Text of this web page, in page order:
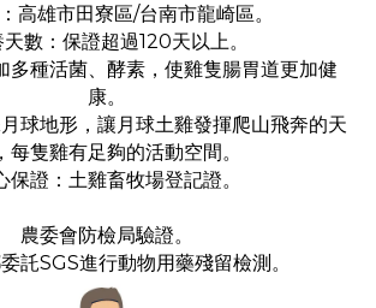
高雄市田寮區/台南市龍崎區。
數：保證超過120天以上。
多種活菌、酵素，使雞隻腸胃道更加健
康。
球地形，讓月球土雞發揮爬山飛奔的天
每隻雞有足夠的活動空間。
保證：土雞畜牧場登記證。
農委會防檢局驗證。
託SGS進行動物用藥殘留檢測。